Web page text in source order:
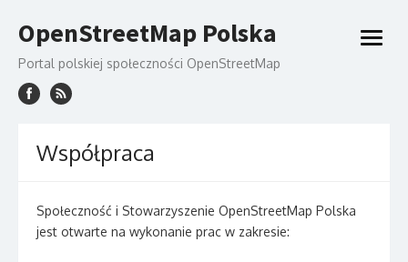
to
content
OpenStreetMap Polska
Portal polskiej społeczności OpenStreetMap
open
Współpraca
Społeczność i Stowarzyszenie OpenStreetMap Polska
jest otwarte na wykonanie prac w zakresie: